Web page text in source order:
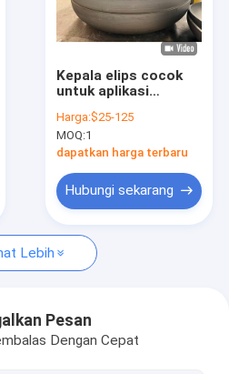
Kepala elips cocok
untuk aplikasi
dan tinggi, memenuhi
kebutuhan
penyimpanan media,
pemisahan.
Harga:$25-125
MOQ:1
dapatkan harga terbaru
Hubungi sekarang
Lebih
Pesan
Dengan Cepat